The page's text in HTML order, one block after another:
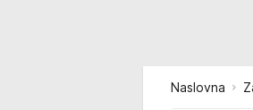
Naslovna